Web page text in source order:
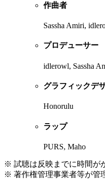
作曲者
Sassha Amiri,
プロデューサー
idlerowl, Sassha
グラフィックデ
Honorulu
ラップ
PURS, Maho
※ 試聴は反映までに時間が
※ 著作権管理事業者等が管